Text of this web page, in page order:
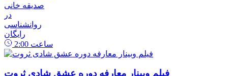
صدیقه خانی
در
روانشناسی
رایگان
2:00 ساعت
فیلم وبینار معارفه دوره عشق شادی ثروت